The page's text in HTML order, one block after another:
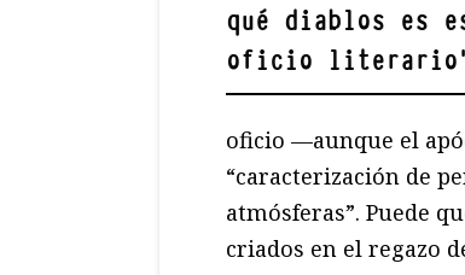
qué diablos es
oficio literario
oficio —aunque el
“caracterización de
atmósferas”. Puede
criados en el regazo